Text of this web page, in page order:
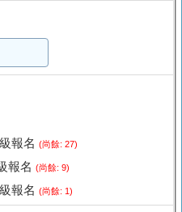
報名 (尚餘: 27)
報名 (尚餘: 9)
報名 (尚餘: 1)